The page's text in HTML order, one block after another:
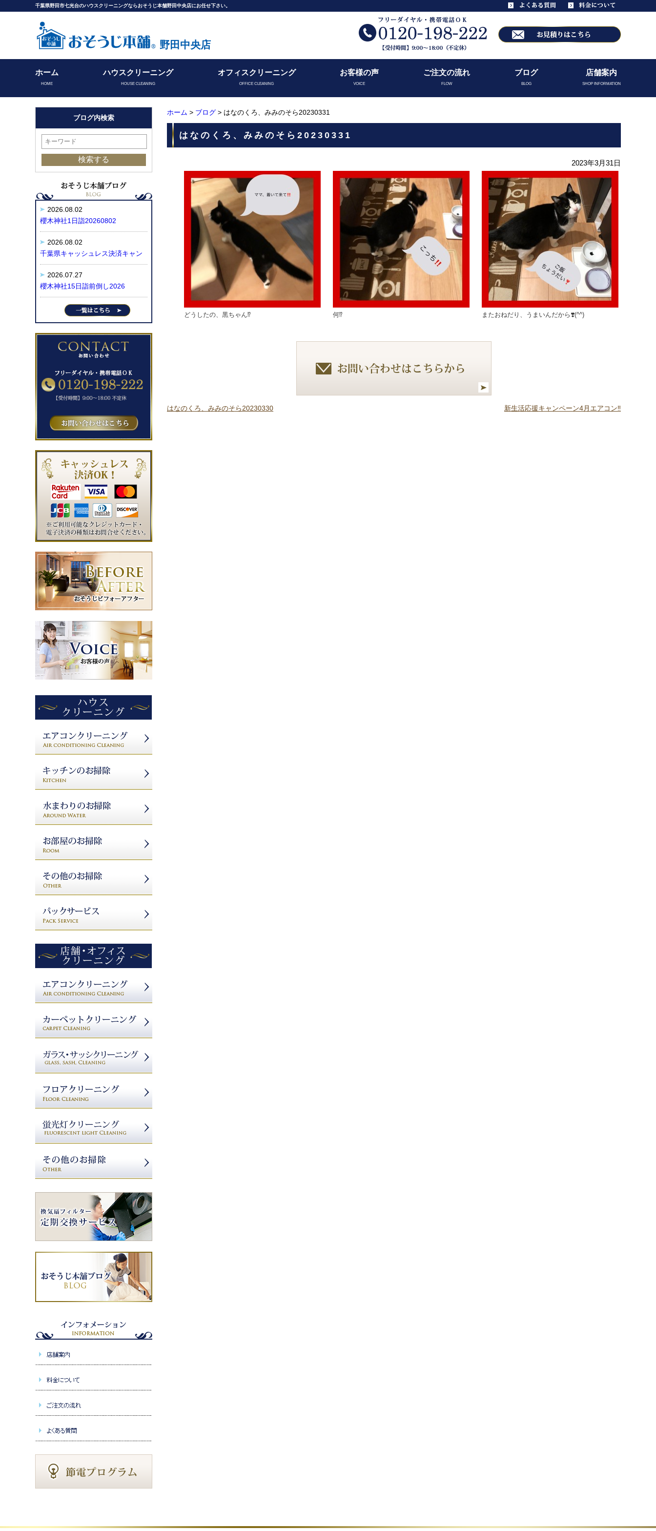
千葉県野田市七光台のハウスクリーニングならおそうじ本舗野田中央店にお任せ下さい。
野田中央店
ホーム
HOME
ハウスクリーニング
HOUSE CLEANING
オフィスクリーニング
OFFICE CLEANING
お客様の声
VOICE
ご注文の流れ
FLOW
ブログ
BLOG
店舗案内
SHOP INFORMATION
ホーム > ブログ > はなのくろ、みみのそら20230331
はなのくろ、みみのそら20230331
2023年3月31日
どうしたの、黒ちゃん⁉️ 何⁉️ またおねだり、うまいんだから❣️(^^)
はなのくろ、みみのそら20230330 新生活応援キャンペーン4月エアコン‼️
ブログ内検索
2026.08.02
櫻木神社1日詣20260802
2026.08.02
千葉県キャッシュレス決済キャン
2026.07.27
櫻木神社15日詣前倒し2026